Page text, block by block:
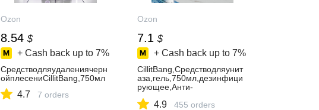
Ozon
8.54 $
+ Cash back up to 7%
Средстводляудалениячерн
ойплесениCillitBang,750мл
4.7 7 orders
Ozon
7.1 $
+ Cash back up to 7%
CillitBang,Средстводляунит
аза,гель,750мл,дезинфици
рующее,Анти-
на
4.9 455 orders